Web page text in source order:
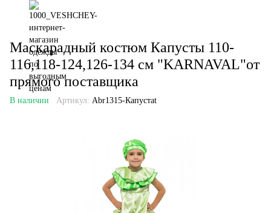
Маскарадный костюм Капусты 110-
116,118-124,126-134 см "KARNAVAL"от
прямого поставщика
В наличии Артикул: Abr1315-Капустаt